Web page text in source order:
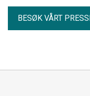
BESØK VÅRT